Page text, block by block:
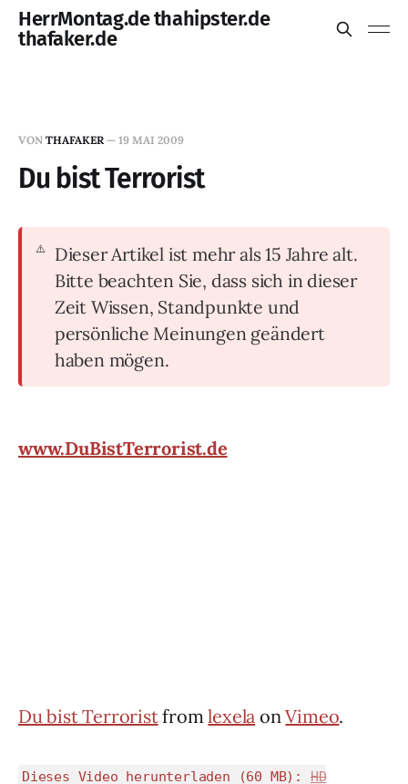
HerrMontag.de thahipster.de
thafaker.de
VON THAFAKER — 19 MAI 2009
Du bist Terrorist
Dieser Artikel ist mehr als 15 Jahre alt.
Bitte beachten Sie, dass sich in dieser
Zeit Wissen, Standpunkte und
persönliche Meinungen geändert
haben mögen.
www.DuBistTerrorist.de
Du bist Terroristfromlexela onVimeo.
Dieses Video herunterladen (60 MB): HD